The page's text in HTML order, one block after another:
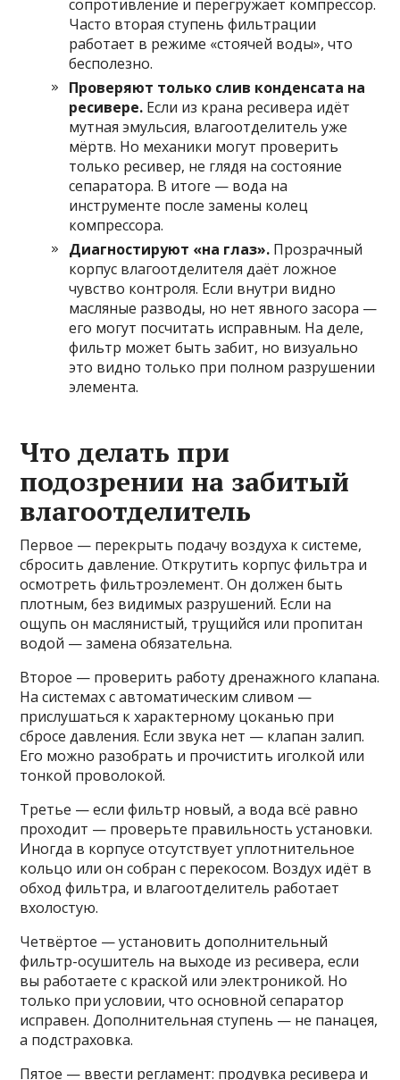
сопротивление и перегружает компрессор.
Часто вторая ступень фильтрации
работает в режиме «стоячей воды», что
бесполезно.
Проверяют только слив конденсата на
ресивере. Если из крана ресивера идёт
мутная эмульсия, влагоотделитель уже
мёртв. Но механики могут проверить
только ресивер, не глядя на состояние
сепаратора. В итоге — вода на
инструменте после замены колец
компрессора.
Диагностируют «на глаз». Прозрачный
корпус влагоотделителя даёт ложное
чувство контроля. Если внутри видно
масляные разводы, но нет явного засора —
его могут посчитать исправным. На деле,
фильтр может быть забит, но визуально
это видно только при полном разрушении
элемента.
Что делать при
подозрении на забитый
влагоотделитель
Первое — перекрыть подачу воздуха к системе,
сбросить давление. Открутить корпус фильтра и
осмотреть фильтроэлемент. Он должен быть
плотным, без видимых разрушений. Если на
ощупь он маслянистый, трущийся или пропитан
водой — замена обязательна.
Второе — проверить работу дренажного клапана.
На системах с автоматическим сливом —
прислушаться к характерному цоканью при
сбросе давления. Если звука нет — клапан залип.
Его можно разобрать и прочистить иголкой или
тонкой проволокой.
Третье — если фильтр новый, а вода всё равно
проходит — проверьте правильность установки.
Иногда в корпусе отсутствует уплотнительное
кольцо или он собран с перекосом. Воздух идёт в
обход фильтра, и влагоотделитель работает
вхолостую.
Четвёртое — установить дополнительный
фильтр-осушитель на выходе из ресивера, если
вы работаете с краской или электроникой. Но
только при условии, что основной сепаратор
исправен. Дополнительная ступень — не панацея,
а подстраховка.
Пятое — ввести регламент: продувка ресивера и